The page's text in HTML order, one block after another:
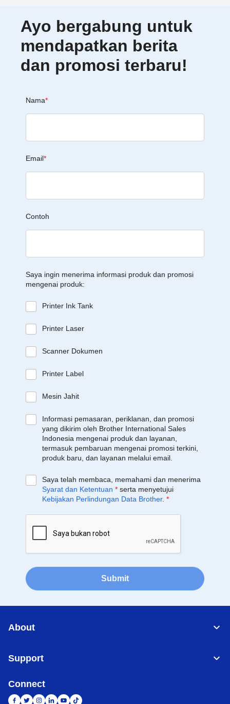
Ayo bergabung untuk
mendapatkan berita
dan promosi terbaru!
Nama*
Email*
Contoh
Saya ingin menerima informasi produk dan promosi
mengenai produk:
Printer Ink Tank
Printer Laser
Scanner Dokumen
Printer Label
Mesin Jahit
Informasi pemasaran, periklanan, dan promosi
yang dikirim oleh Brother International Sales
Indonesia mengenai produk dan layanan,
termasuk pembaruan mengenai promosi terkini,
produk baru, dan layanan melalui email.
Saya telah membaca, memahami dan menerima
Syarat dan Ketentuan * serta menyetujui
Kebijakan Perlindungan Data Brother. *
Submit
About
Support
Connect